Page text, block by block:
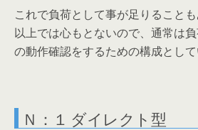
これで負荷として事が足りること
以上では心もとないので、通常は
の動作確認をするための構成として
Ｎ：１ ダイレクト型